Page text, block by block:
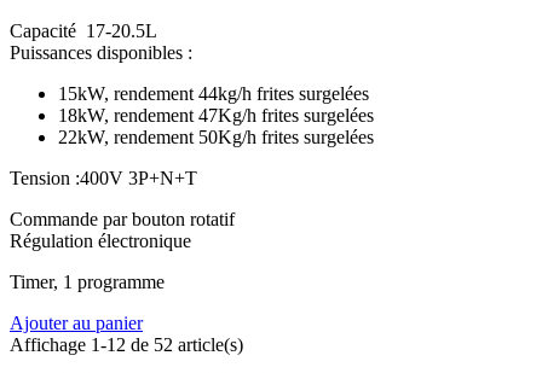
Capacité 17-20.5L
Puissances disponibles :
15kW, rendement 44kg/h frites surgelées
18kW, rendement 47Kg/h frites surgelées
22kW, rendement 50Kg/h frites surgelées
Tension :400V 3P+N+T
Commande par bouton rotatif
Régulation électronique
Timer, 1 programme
Ajouter au panier
Affichage 1-12 de 52 article(s)